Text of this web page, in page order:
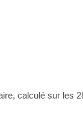
calculé sur les